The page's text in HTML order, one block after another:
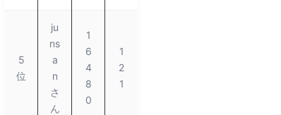
5
位
ju
ns
a
n
さ
ん
1
6
4
8
0
1
2
1